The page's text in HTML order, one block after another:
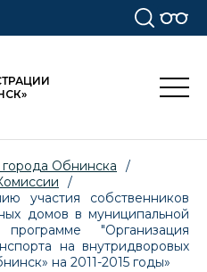
Обнинска
/
/
участия собственников
домов в муниципальной
"Организация
на внутридворовых
на 2011-2015 годы»